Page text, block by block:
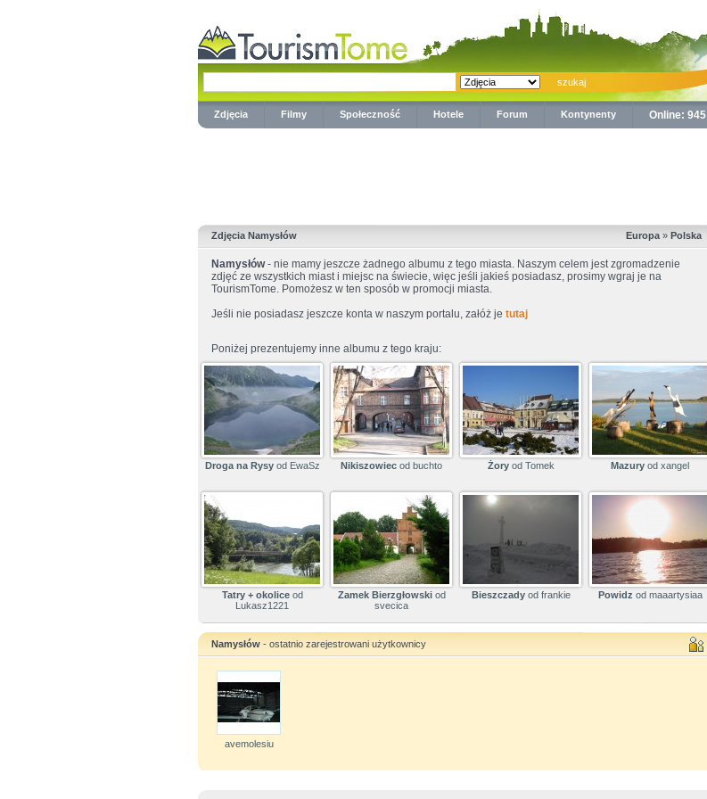
Zdjęcia Filmy Społeczność Hotele Forum Kontynenty Online: 945
Zdjęcia Namysłów Europa » Polska
Namysłów- nie mamy jeszcze żadnego albumu z tego miasta. Naszym celem jest zgromadzenie
zdjęć ze wszystkich miast i miejsc na świecie, więc jeśli jakieś posiadasz, prosimy wgraj je na
TourismTome. Pomożesz w ten sposób w promocji miasta.
Jeśli nie posiadasz jeszcze konta w naszym portalu, załóż je tutaj
Poniżej prezentujemy inne albumu z tego kraju:
Droga na Rysyod EwaSz Nikiszowiec od buchto Żoryod Tomek Mazury od xangel
Tatry + okoliceod
Lukasz1221
Zamek Bierzgłowskiod
svecica
Bieszczadyod frankie Powidz od maaartysiaa
Namysłów - ostatnio zarejestrowani użytkownicy
avemolesiu